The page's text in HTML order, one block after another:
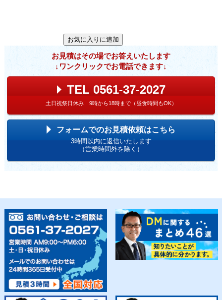
お見積はその場でお答えいたします
↓ワンクリックでお電話できます↓
TEL 0561-37-2027
土日祝祭日休み 9時から18時まで（昼食時間もOK）
フォームでのお見積依頼はこちら
3時間以内に返信いたします
（営業時間外を除く）